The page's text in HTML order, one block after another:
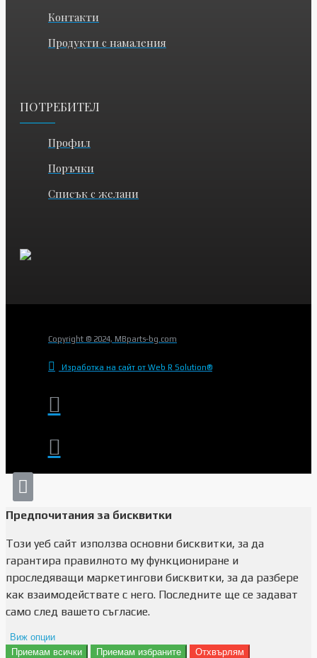
Контакти
Продукти с намаления
ПОТРЕБИТЕЛ
Профил
Поръчки
Списък с желани
Copyright © 2024, MBparts-bg.com
Изработка на сайт от Web R Solution®
Предпочитания за бисквитки
Този уеб сайт използва основни бисквитки, за да
гарантира правилното му функциониране и
проследяващи маркетингови бисквитки, за да разбере
как взаимодействате с него. Последните ще се задават
само след вашето съгласие.
Виж опции
Препочитания за реклами
Приемам всички Приемам избраните Отхвърлям